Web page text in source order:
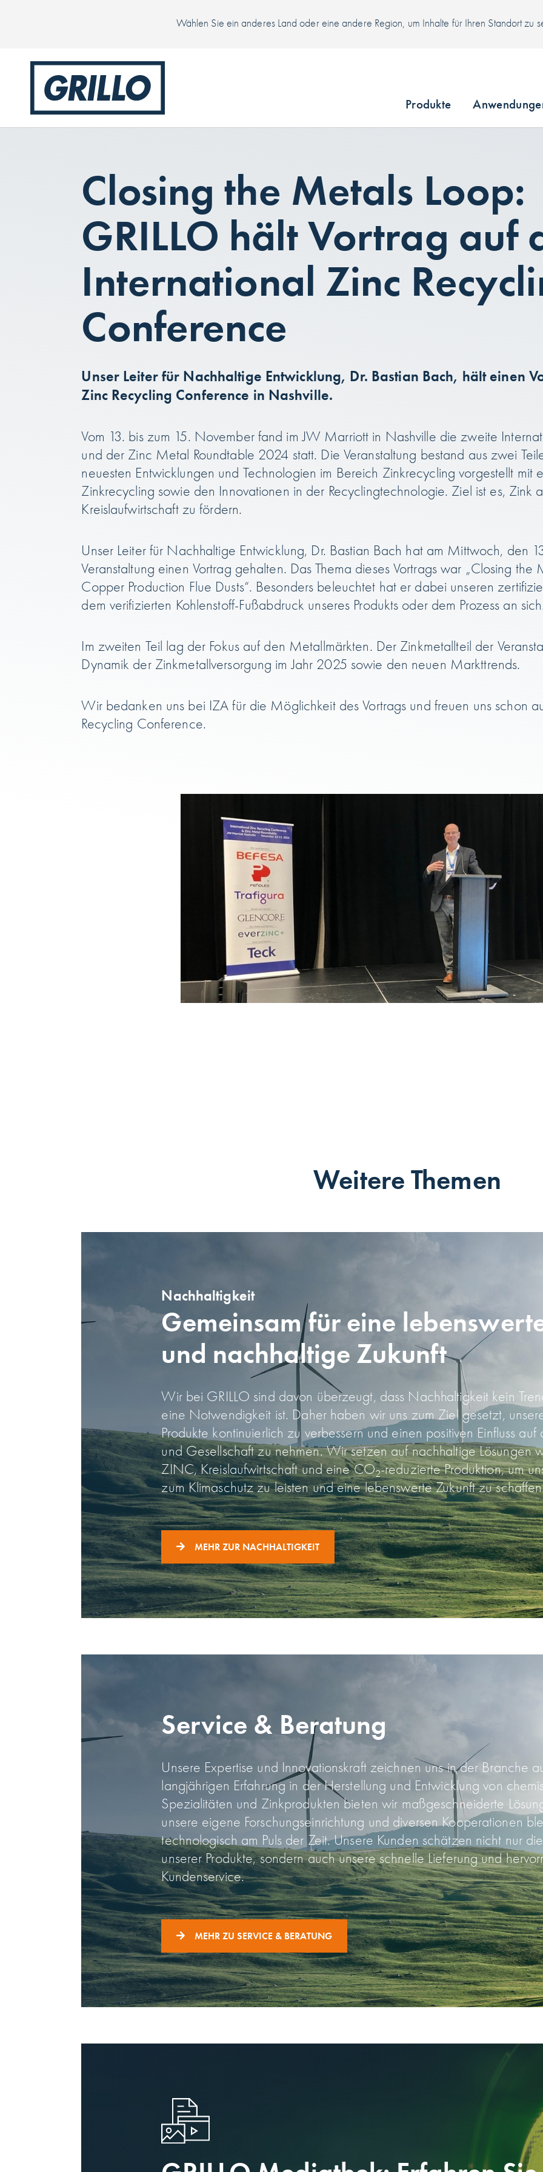
Produkte
Wählen Sie ein anderes Land oder eine andere Region, um Inhalte für Ihren Standort zu
Closing the Metals Loop:
GRILLO hält Vortrag auf
International Zinc
Conference
Unser Leiter für Nachhaltige Entwicklung, Dr. Bastian Bach, hält einen
Zinc Recycling Conference in Nashville.
Vom 13. bis zum 15. November fand im JW Marriott in Nashville die zweite
und der Zinc Metal Roundtable 2024 statt. Die Veranstaltung bestand aus zwei
neuesten Entwicklungen und Technologien im Bereich Zinkrecycling vorgestellt
Zinkrecycling sowie den Innovationen in der Recyclingtechnologie. Ziel ist es, Zink
Kreislaufwirtschaft zu fördern.
Unser Leiter für Nachhaltige Entwicklung, Dr. Bastian Bach hat am Mittwoch, den
Veranstaltung einen Vortrag gehalten. Das Thema dieses Vortrags war „Closing the
Copper Production Flue Dusts“. Besonders beleuchtet hat er dabei unseren
dem verifizierten Kohlenstoff-Fußabdruck unseres Produkts oder dem Prozess an
Im zweiten Teil lag der Fokus auf den Metallmärkten. Der Zinkmetallteil der
Dynamik der Zinkmetallversorgung im Jahr 2025 sowie den neuen Markttrends.
Wir bedanken uns bei IZA für die Möglichkeit des Vortrags und freuen uns schon
Recycling Conference.
Weitere Themen
Nachhaltigkeit
Gemeinsam für eine
und nachhaltige Zukunft
Wir bei GRILLO sind davon überzeugt, dass Nach­haltig­keit kein
eine Not­wendig­keit ist. Daher haben wir uns zum Ziel gesetzt,
Produkte kontinuierlich zu verbessern und einen positiven Einfluss
und Gesellschaft zu nehmen. Wir setzen auf nach­haltige Lösungen
ZINC, Kreis­lauf­wirtschaft und eine CO2-reduzierte Produktion, um
zum Klima­schutz zu leisten und eine lebens­werte Zukunft zu
MEHR ZUR NACHHALTIGKEIT
Service & Beratung
Unsere Expertise und Innovations­kraft zeichnen uns in der Branche
lang­jährigen Erfahrung in der Her­stellung und Ent­wicklung von
Spezialitäten und Zink­produkten bieten wir maß­geschneiderte
unsere eigene Forschungs­einrichtung und diversen Kooperationen
technologisch am Puls der Zeit. Unsere Kunden schätzen nicht nur
unserer Produkte, sondern auch unsere schnelle Lieferung und
Kunden­service.
MEHR ZU SERVICE & BERATUNG